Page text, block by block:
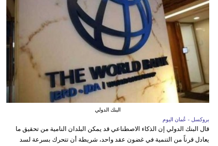
البنك الدولي
بروكسل - عُمان اليوم
قال البنك الدولي إن الذكاء الاصطناعي قد يمكن البلدان النامية من تحقيق ما
يعادل قرناً من التنمية في غضون عقد واحد، شريطة أن تتحرك بسرعة لسد